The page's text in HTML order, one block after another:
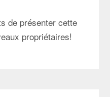
de présenter cette
propriétaires!